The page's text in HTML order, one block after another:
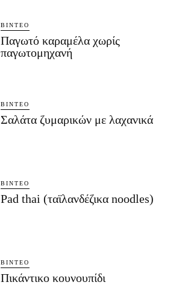
ΒΊΝΤΕΟ
Παγωτό καραμέλα χωρίς
παγωτομηχανή
ΒΊΝΤΕΟ
Σαλάτα ζυμαρικών με λαχανικά
ΒΊΝΤΕΟ
Pad thai (ταϊλανδέζικα noodles)
ΒΊΝΤΕΟ
Πικάντικο κουνουπίδι